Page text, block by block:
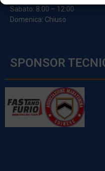
Sabato: 8:00 – 12:00
Domenica: Chiuso
SPONSOR